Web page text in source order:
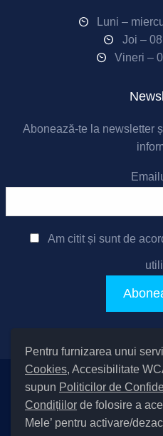
Pentru furnizarea unui
Cookies, Accesibilitate
supun Politicilor de
Condițiilor de folosire a
Mele’ pentru activare/
Luni –
Joi –
Vineri –
Abonează-te la newsletter
Am citit și sunt de
Setări Cookies
Informare cu privire la